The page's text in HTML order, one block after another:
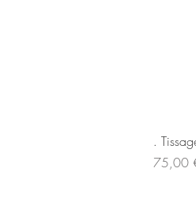
.
Prix
75,00